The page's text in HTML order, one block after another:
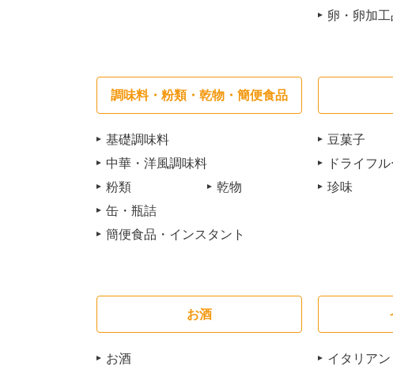
卵・卵加工
調味料・粉類・乾物・簡便食品
基礎調味料
中華・洋風調味料
粉類
乾物
缶・瓶詰
簡便食品・インスタント
豆菓子
ドライフ
珍味
お酒
お酒 イタリアン